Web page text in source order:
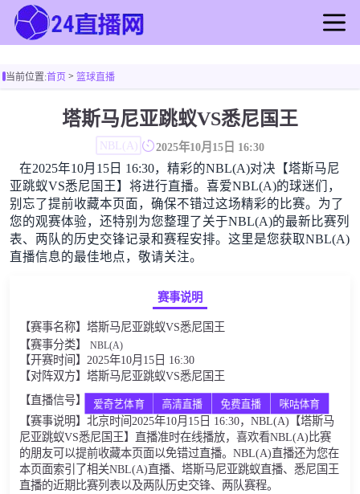
足球直播
足球新闻
篮球新闻
当前位置:首页> 篮球直播
塔斯马尼亚跳蚁VS悉尼国王
NBL(A) 2025年10月15日 16:30
在2025年10月15日 16:30，精彩的NBL(A)对决【塔斯马尼
亚跳蚁VS悉尼国王】将进行直播。喜爱NBL(A)的球迷们，
别忘了提前收藏本页面，确保不错过这场精彩的比赛。为了
您的观赛体验，还特别为您整理了关于NBL(A)的最新比赛列
表、两队的历史交锋记录和赛程安排。这里是您获取NBL(A)
直播信息的最佳地点，敬请关注。
赛事说明
【赛事名称】塔斯马尼亚跳蚁VS悉尼国王
【赛事分类】 NBL(A)
【开赛时间】2025年10月15日 16:30
【对阵双方】塔斯马尼亚跳蚁VS悉尼国王
【直播信号】
爱奇艺体育 高清直播 免费直播 咪咕体育
【赛事说明】北京时间2025年10月15日 16:30，NBL(A)【塔斯马
尼亚跳蚁VS悉尼国王】直播准时在线播放，喜欢看NBL(A)比赛
的朋友可以提前收藏本页面以免错过直播。NBL(A)直播还为您在
本页面索引了相关NBL(A)直播、塔斯马尼亚跳蚁直播、悉尼国王
直播的近期比赛列表以及两队历史交锋、两队赛程。